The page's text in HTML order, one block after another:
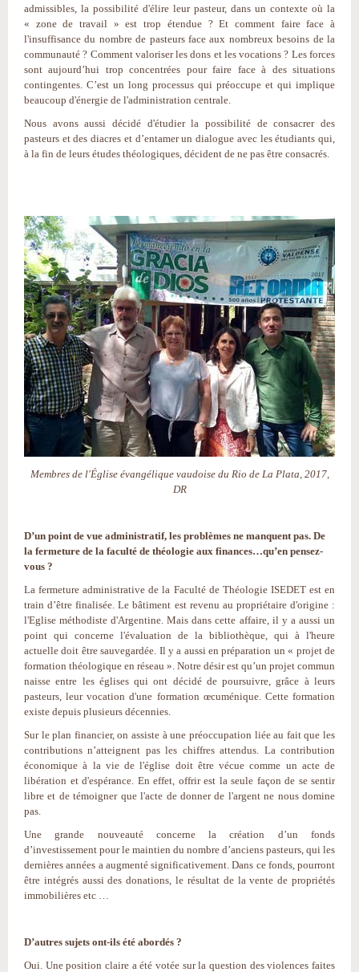
admissibles, la possibilité d'élire leur pasteur, dans un contexte où la
« zone de travail » est trop étendue ? Et comment faire face à
l'insuffisance du nombre de pasteurs face aux nombreux besoins de la
communauté ? Comment valoriser les dons et les vocations ? Les forces
sont aujourd’hui trop concentrées pour faire face à des situations
contingentes. C’est un long processus qui préoccupe et qui implique
beaucoup d'énergie de l'administration centrale.
Nous avons aussi décidé d'étudier la possibilité de consacrer des
pasteurs et des diacres et d’entamer un dialogue avec les étudiants qui,
à la fin de leurs études théologiques, décident de ne pas être consacrés.
Membres de l'Église évangélique vaudoise du Rio de La Plata, 2017,
DR
D’un point de vue administratif, les problèmes ne manquent pas. De
la fermeture de la faculté de théologie aux finances…qu’en pensez-
vous ?
La fermeture administrative de la Faculté de Théologie ISEDET est en
train d’être finalisée. Le bâtiment est revenu au propriétaire d'origine :
l'Eglise méthodiste d'Argentine. Mais dans cette affaire, il y a aussi un
point qui concerne l'évaluation de la bibliothèque, qui à l'heure
actuelle doit être sauvegardée. Il y a aussi en préparation un « projet de
formation théologique en réseau ». Notre désir est qu’un projet commun
naisse entre les églises qui ont décidé de poursuivre, grâce à leurs
pasteurs, leur vocation d'une formation œcuménique. Cette formation
existe depuis plusieurs décennies.
Sur le plan financier, on assiste à une préoccupation liée au fait que les
contributions n’atteignent pas les chiffres attendus. La contribution
économique à la vie de l'église doit être vécue comme un acte de
libération et d'espérance. En effet, offrir est la seule façon de se sentir
libre et de témoigner que l'acte de donner de l'argent ne nous domine
pas.
Une grande nouveauté concerne la création d’un fonds
d’investissement pour le maintien du nombre d’anciens pasteurs, qui les
dernières années a augmenté significativement. Dans ce fonds, pourront
être intégrés aussi des donations, le résultat de la vente de propriétés
immobilières etc …
D’autres sujets ont-ils été abordés ?
Oui. Une position claire a été votée sur la question des violences faites